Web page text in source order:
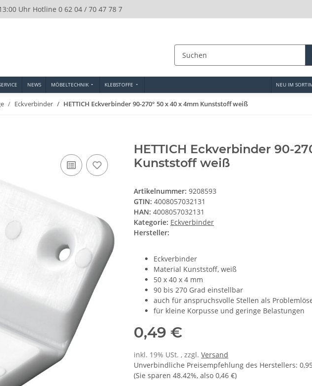
Uhr Hotline 0 62 04 / 70 47 78 7
NEWS MÖBELTECHNIK KLEBSTOFFE NEU IM
Eckverbinder HETTICH Eckverbinder 90-270° 50 x 40 x 4mm Kunststoff weiß
HETTICH Eckverbinder 90-
Kunststoff weiß
Artikelnummer: 9208593
GTIN: 4008057032131
HAN: 4008057032131
Kategorie: Eckverbinder
Hersteller:
Eckverbinder
Material Kunststoff, weiß
50 x 40 x 4 mm
90 bis 270 Grad einstellbar
auch für anspruchsvolle Stellen als
für kleine Korpusse und geringe Belastungen
0,49 €
inkl. 19% USt. , zzgl. Versand
Unverbindliche Preisempfehlung des Herstellers:
(Sie sparen 48.42%, also 0,46 €)